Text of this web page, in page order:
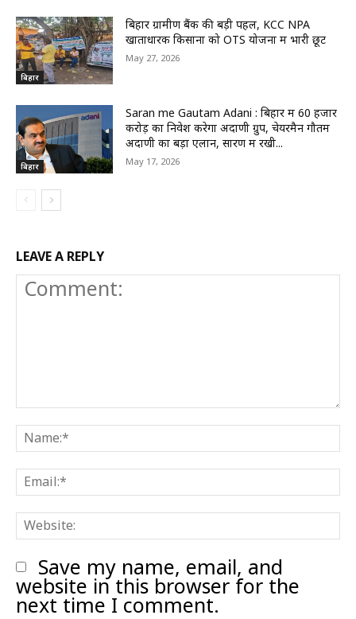
बिहार
बिहार ग्रामीण बैंक की बड़ी पहल, KCC NPA
खाताधारक किसानों को OTS योजना में भारी छूट
May 27, 2026
बिहार
Saran me Gautam Adani : बिहार में 60 हजार
करोड़ का निवेश करेगा अदाणी ग्रुप, चेयरमैन गौतम
अदाणी का बड़ा एलान, सारण में रखी...
May 17, 2026
LEAVE A REPLY
Comment:
Save my name, email, and
website in this browser for the
next time I comment.